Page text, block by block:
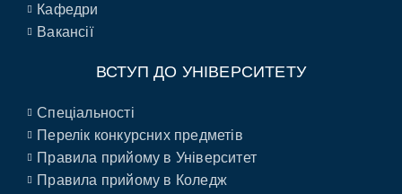
Кафедри
Вакансії
ВСТУП ДО УНІВЕРСИТЕТУ
Спеціальності
Перелік конкурсних предметів
Правила прийому в Університет
Правила прийому в Коледж